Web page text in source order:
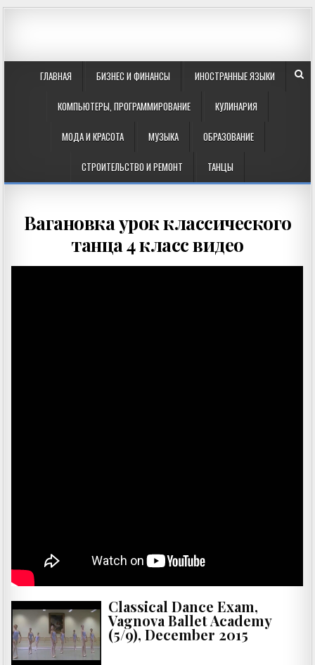
ГЛАВНАЯ БИЗНЕС И ФИНАНСЫ ИНОСТРАННЫЕ ЯЗЫКИ
КОМПЬЮТЕРЫ, ПРОГРАММИРОВАНИЕ КУЛИНАРИЯ
МОДА И КРАСОТА МУЗЫКА ОБРАЗОВАНИЕ
СТРОИТЕЛЬСТВО И РЕМОНТ ТАНЦЫ
Вагановка урок классического
танца 4 класс видео
Classical Dance Exam,
Vagnova Ballet Academy
(5/9), December 2015